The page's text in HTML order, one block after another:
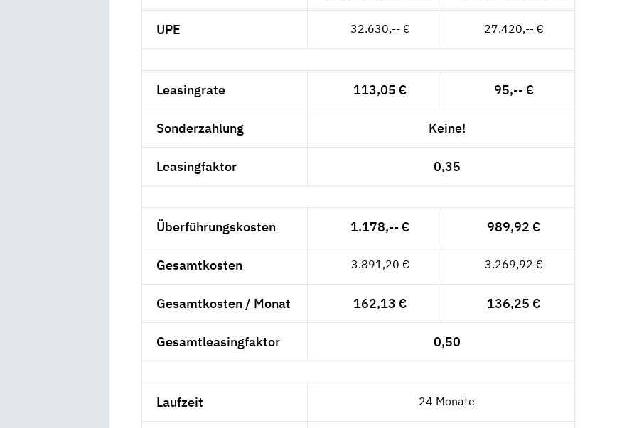
UPE 32.630,-- € 27.420,-- €
Leasingrate 113,05 € 95,-- €
Sonderzahlung Keine!
Leasingfaktor 0,35
Überführungskosten 1.178,-- € 989,92 €
Gesamtkosten 3.891,20 € 3.269,92 €
Gesamtkosten / Monat 162,13 € 136,25 €
Gesamtleasingfaktor 0,50
Laufzeit 24 Monate